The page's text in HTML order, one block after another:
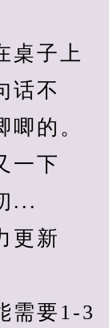
子上
话不
的。
下
...
新
要1-3